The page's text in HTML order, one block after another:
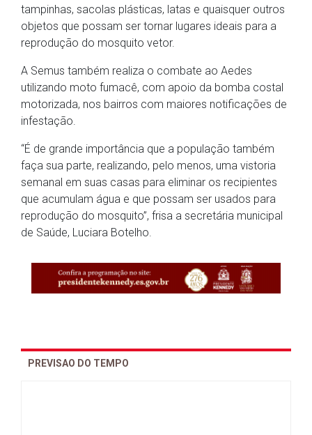
tampinhas, sacolas plásticas, latas e quaisquer outros
objetos que possam ser tornar lugares ideais para a
reprodução do mosquito vetor.
A Semus também realiza o combate ao Aedes
utilizando moto fumacê, com apoio da bomba costal
motorizada, nos bairros com maiores notificações de
infestação.
“É de grande importância que a população também
faça sua parte, realizando, pelo menos, uma vistoria
semanal em suas casas para eliminar os recipientes
que acumulam água e que possam ser usados para
reprodução do mosquito”, frisa a secretária municipal
de Saúde, Luciara Botelho.
PREVISAO DO TEMPO